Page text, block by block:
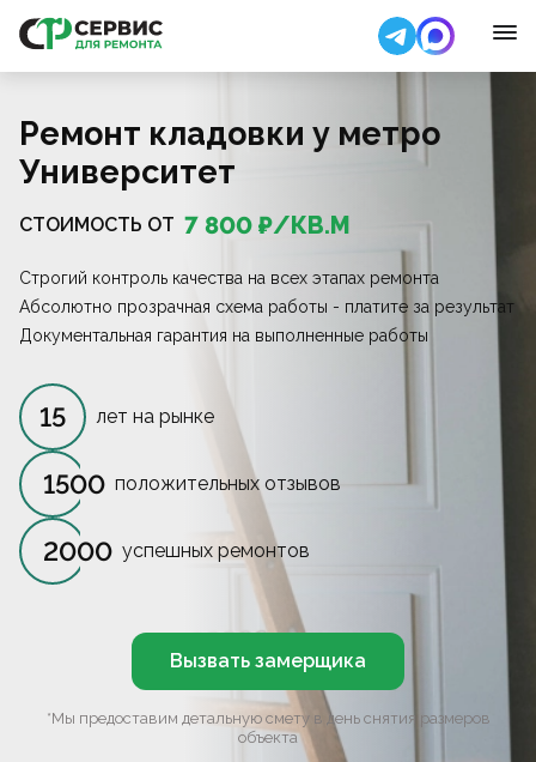
Ремонт кладовки у метро
Университет
СТОИМОСТЬ ОТ 7 800 ₽/КВ.М
Строгий контроль качества на всех этапах ремонта
Абсолютно прозрачная схема работы - платите за результат
Документальная гарантия на выполненные работы
15 лет на рынке
1500 положительных отзывов
2000 успешных ремонтов
Вызвать замерщика
*Мы предоставим детальную смету в день снятия размеров
объекта